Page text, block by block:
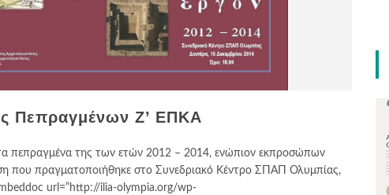
Πεπραγμένων Ζ’ ΕΠΚΑ
πεπραγμένα της των ετών 2012 – 2014, ενώπιον εκπροσώπων
που πραγματοποιήθηκε στο Συνεδριακό Κέντρο ΣΠΑΠ Ολυμπίας,
url=”http://ilia-olympia.org/wp-